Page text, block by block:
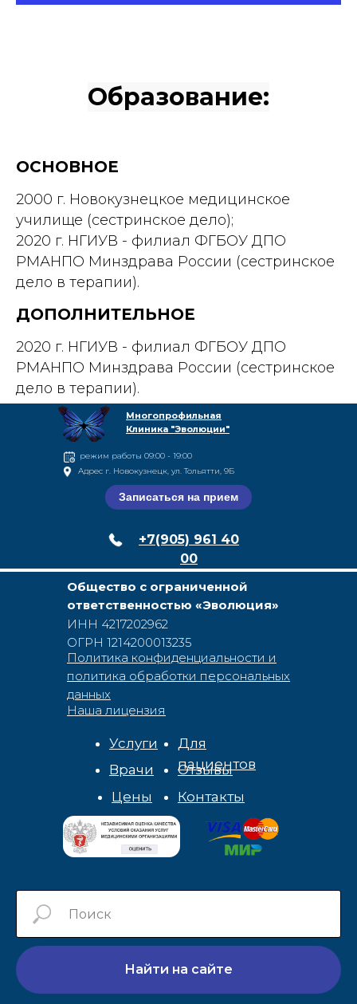
Образование:
ОСНОВНОЕ
2000 г. Новокузнецкое медицинское
училище (сестринское дело);
2020 г. НГИУВ - филиал ФГБОУ ДПО
РМАНПО Минздрава России (сестринское
дело в терапии).
ДОПОЛНИТЕЛЬНОЕ
2020 г. НГИУВ - филиал ФГБОУ ДПО
РМАНПО Минздрава России (сестринское
дело в терапии).
+7(905) 961 40
00
Адрес г. Новокузнецк, ул. Тольятти, 9Б
режим работы 09:00 - 19:00
Многопрофильная
Клиника "Эволюции"
Записаться на прием
Услуги
Врачи
Цены
Для
пациентов
Отзывы
Контакты
Общество с ограниченной
ответственностью «Эволюция»
ИНН 4217202962
ОГРН 12142​00013​235
Политика конфиденциальности и
политика обработки персональных
данных
Наша лицензия
Найти на сайте